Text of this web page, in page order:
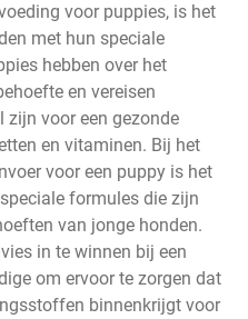
voor puppies, is het
met hun speciale
hebben over het
en vereisen
voor een gezonde
en vitaminen. Bij het
voor een puppy is het
formules die zijn
van jonge honden.
in te winnen bij een
om ervoor te zorgen dat
binnenkrijgt voor